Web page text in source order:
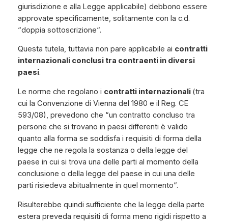
giurisdizione e alla Legge applicabile) debbono essere
approvate specificamente, solitamente con la c.d.
“doppia sottoscrizione“.
Questa tutela, tuttavia non pare applicabile ai contratti
internazionali conclusi tra contraenti in diversi
paesi.
Le norme che regolano i contratti internazionali (tra
cui la Convenzione di Vienna del 1980 e il Reg. CE
593/08), prevedono che “un contratto concluso tra
persone che si trovano in paesi differenti è valido
quanto alla forma se soddisfa i requisiti di forma della
legge che ne regola la sostanza o della legge del
paese in cui si trova una delle parti al momento della
conclusione o della legge del paese in cui una delle
parti risiedeva abitualmente in quel momento“.
Risulterebbe quindi sufficiente che la legge della parte
estera preveda requisiti di forma meno rigidi rispetto a